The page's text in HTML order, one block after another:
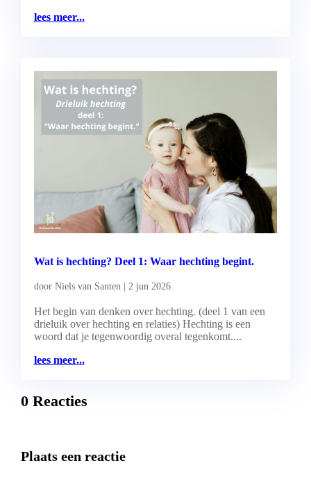
lees meer...
Wat is hechting? Deel 1: Waar hechting begint.
door Niels van Santen | 2 jun 2026
Het begin van denken over hechting. (deel 1 van een
drieluik over hechting en relaties) Hechting is een
woord dat je tegenwoordig overal tegenkomt....
lees meer...
0 Reacties
Plaats een reactie